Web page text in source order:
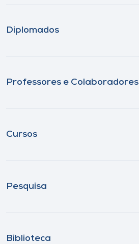
Diplomados
Professores e Colaboradores
Cursos
Pesquisa
Biblioteca